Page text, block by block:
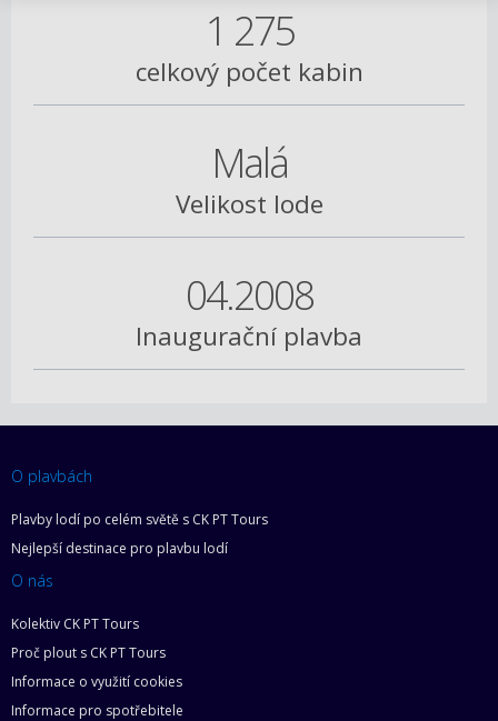
1 275
celkový počet kabin
Malá
Velikost lode
04.2008
Inaugurační plavba
O plavbách
Plavby lodí po celém světě s CK PT Tours
Nejlepší destinace pro plavbu lodí
O nás
Kolektiv CK PT Tours
Proč plout s CK PT Tours
Informace o využití cookies
Informace pro spotřebitele